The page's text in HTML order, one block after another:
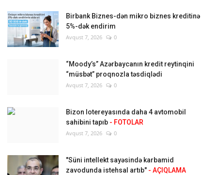
Birbank Biznes-dən mikro biznes kreditinə
5%-dək endirim
Avqust 7, 2026 0
“Moody’s” Azərbaycanın kredit reytinqini
“müsbət” proqnozla təsdiqlədi
Avqust 7, 2026 0
Bizon lotereyasında daha 4 avtomobil
sahibini tapıb - FOTOLAR
Avqust 7, 2026 0
"Süni intellekt sayəsində karbamid
zavodunda istehsal artıb" - AÇIQLAMA